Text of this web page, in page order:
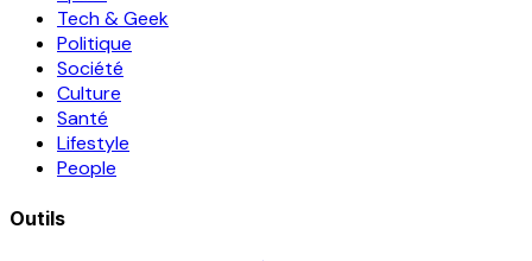
Tech & Geek
Politique
Société
Culture
Santé
Lifestyle
People
Outils